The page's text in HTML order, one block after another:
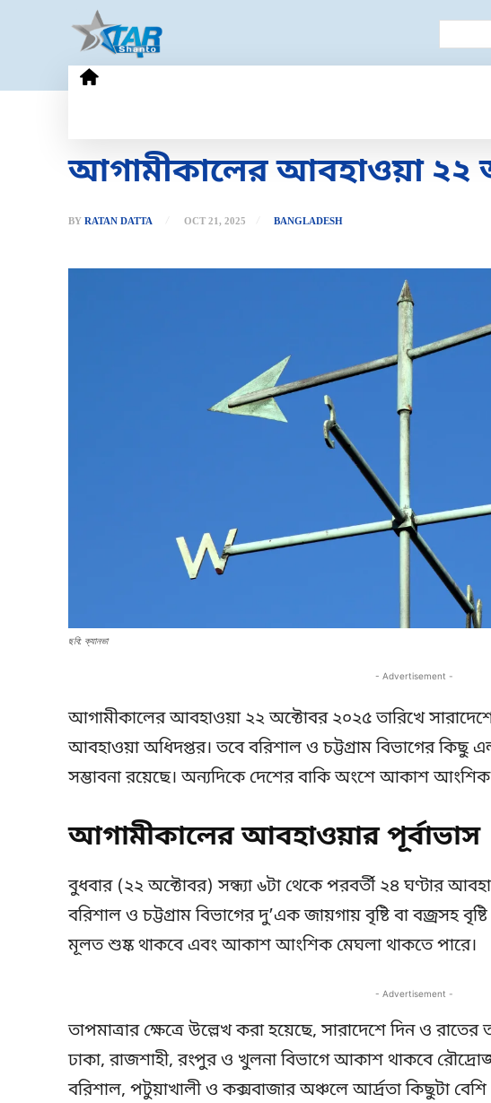
আগামীকালের আবহাওয়া ২২
BY RATAN DATTA OCT 21, 2025 BANGLADESH
ছবি: ক্যানভা
- Advertisement -
আগামীকালের আবহাওয়া ২২ অক্টোবর ২০২৫ তারিখে
আবহাওয়া অধিদপ্তর। তবে বরিশাল ও চট্টগ্রাম বিভাগের কিছু
সম্ভাবনা রয়েছে। অন্যদিকে দেশের বাকি অংশে আকাশ আংশিক
আগামীকালের আবহাওয়ার পূর্বাভাস
বুধবার (২২ অক্টোবর) সন্ধ্যা ৬টা থেকে পরবর্তী ২৪ ঘণ্টার
বরিশাল ও চট্টগ্রাম বিভাগের দু’এক জায়গায় বৃষ্টি বা বজ্রসহ
মূলত শুষ্ক থাকবে এবং আকাশ আংশিক মেঘলা থাকতে পারে।
- Advertisement -
তাপমাত্রার ক্ষেত্রে উল্লেখ করা হয়েছে, সারাদেশে দিন ও রাতের
ঢাকা, রাজশাহী, রংপুর ও খুলনা বিভাগে আকাশ থাকবে
বরিশাল, পটুয়াখালী ও কক্সবাজার অঞ্চলে আর্দ্রতা কিছুটা